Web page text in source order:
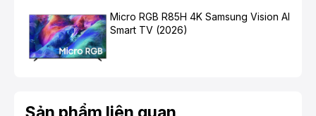
đội ngũ tận tụy gồm gần 100 chuyên gia và Phòng thí
nghiệm chấm lượng tử quốc tế, TCL tiếp tục thúc đẩy
ranh giới của công nghệ hiển thị.
Micro RGB R85H 4K Samsung Vision AI
Smart TV (2026)